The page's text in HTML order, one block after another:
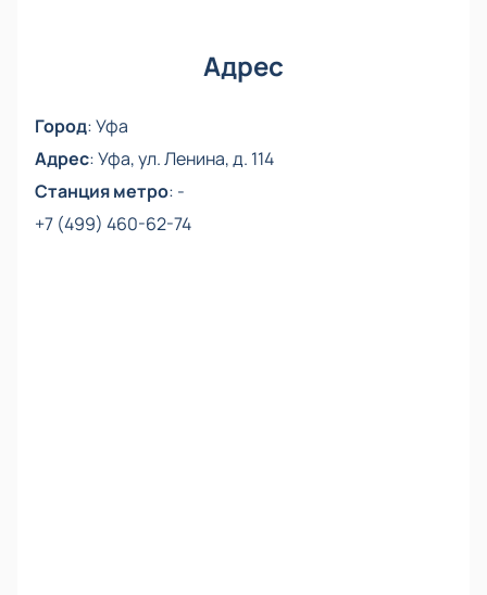
Адрес
Город:Уфа
Адрес:Уфа, ул. Ленина, д. 114
Станция метро: -
+7 (499) 460-62-74